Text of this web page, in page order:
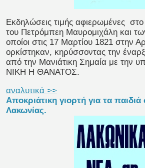
Εκδηλώσεις τιμής αφιερωμένες
του Πετρόμπεη Μαυρομιχάλη και
οποίοι στις 17 Μαρτίου 1821 στην
ορκίστηκαν, κηρύσσοντας την
από την Μανιάτικη Σημαία με την
ΝΙΚΗ Η ΘΑΝΑΤΟΣ.
αναλυτικά >>
Αποκριάτικη γιορτή για τα παιδιά
Λακωνίας.